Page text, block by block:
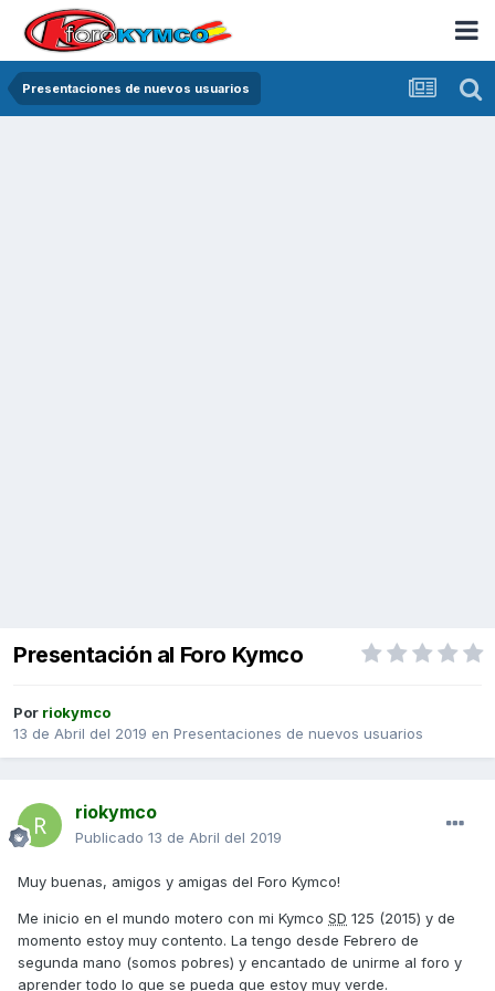
Presentaciones de nuevos usuarios
Presentación al Foro Kymco
Por riokymco
13 de Abril del 2019 en Presentaciones de nuevos usuarios
riokymco
Publicado 13 de Abril del 2019
Muy buenas, amigos y amigas del Foro Kymco!
Me inicio en el mundo motero con mi Kymco SD 125 (2015) y de
momento estoy muy contento. La tengo desde Febrero de
segunda mano (somos pobres) y encantado de unirme al foro y
aprender todo lo que se pueda que estoy muy verde.